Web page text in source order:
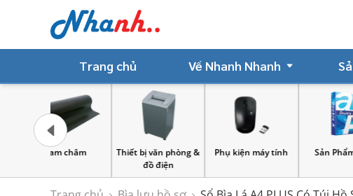
Trang chủ Về Nhanh Nhanh
Thiết bị văn phòng &
Phụ kiện máy tính Sản Phẩm Giấy